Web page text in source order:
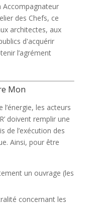
des Chefs, ce
architectes, aux
d'acquérir
l’agrément
Mon
l’énergie, les acteurs
doivent remplir une
de l’exécution des
Ainsi, pour être
un ouvrage (les
concernant les